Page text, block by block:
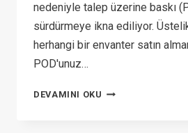
nedeniyle talep üzerine baskı
sürdürmeye ikna ediliyor.
herhangi bir envanter satın
POD'unuz…
DEVAMINI OKU WHAT